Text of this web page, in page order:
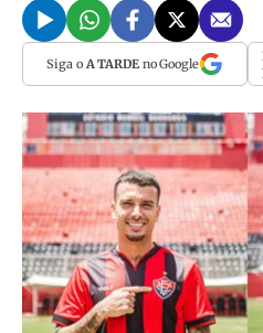
Siga o A TARDEno Google